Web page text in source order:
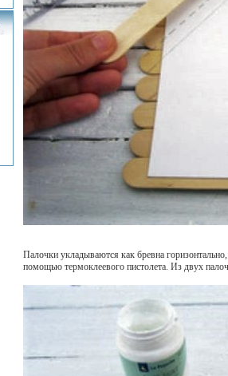
Палочки укладываются как бревна
помощью термоклеевого пистолета. Из двух